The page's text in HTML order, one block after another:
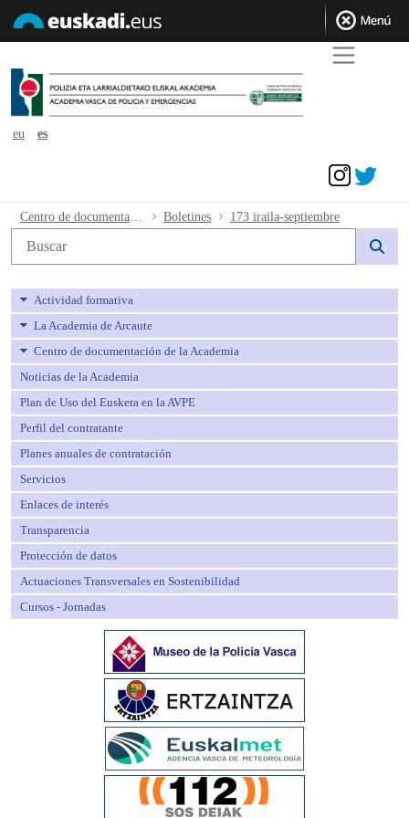
eu
es
173 iraila-septiembre - avpe
Boletines 173 iraila-septiembre
Búsqueda web
Actividad formativa
La Academia de Arcaute
Centro de documentación de la Academia
Noticias de la Academia
Plan de Uso del Euskera en la AVPE
Perfil del contratante
Planes anuales de contratación
Servicios
Enlaces de interés
Transparencia
Protección de datos
Actuaciones Transversales en Sostenibilidad
Cursos - Jornadas